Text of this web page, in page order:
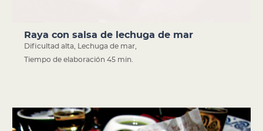
Raya con salsa de lechuga de mar
Dificultad alta Lechuga de mar
Tiempo de elaboración 45 min.